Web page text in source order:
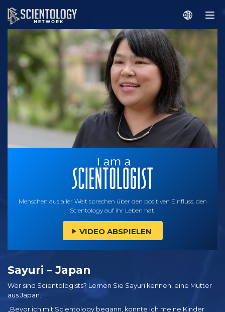
Menschen aus aller Welt sprechen über den positiven Einfluss, den
Scientology auf ihr Leben hat.
VIDEO ABSPIELEN
Sayuri – Japan
Wer sind Scientologists? Lernen Sie Sayuri kennen, eine Mutter
aus Japan.
„Bevor ich mit Scientology begann, konnte ich meine Kinder